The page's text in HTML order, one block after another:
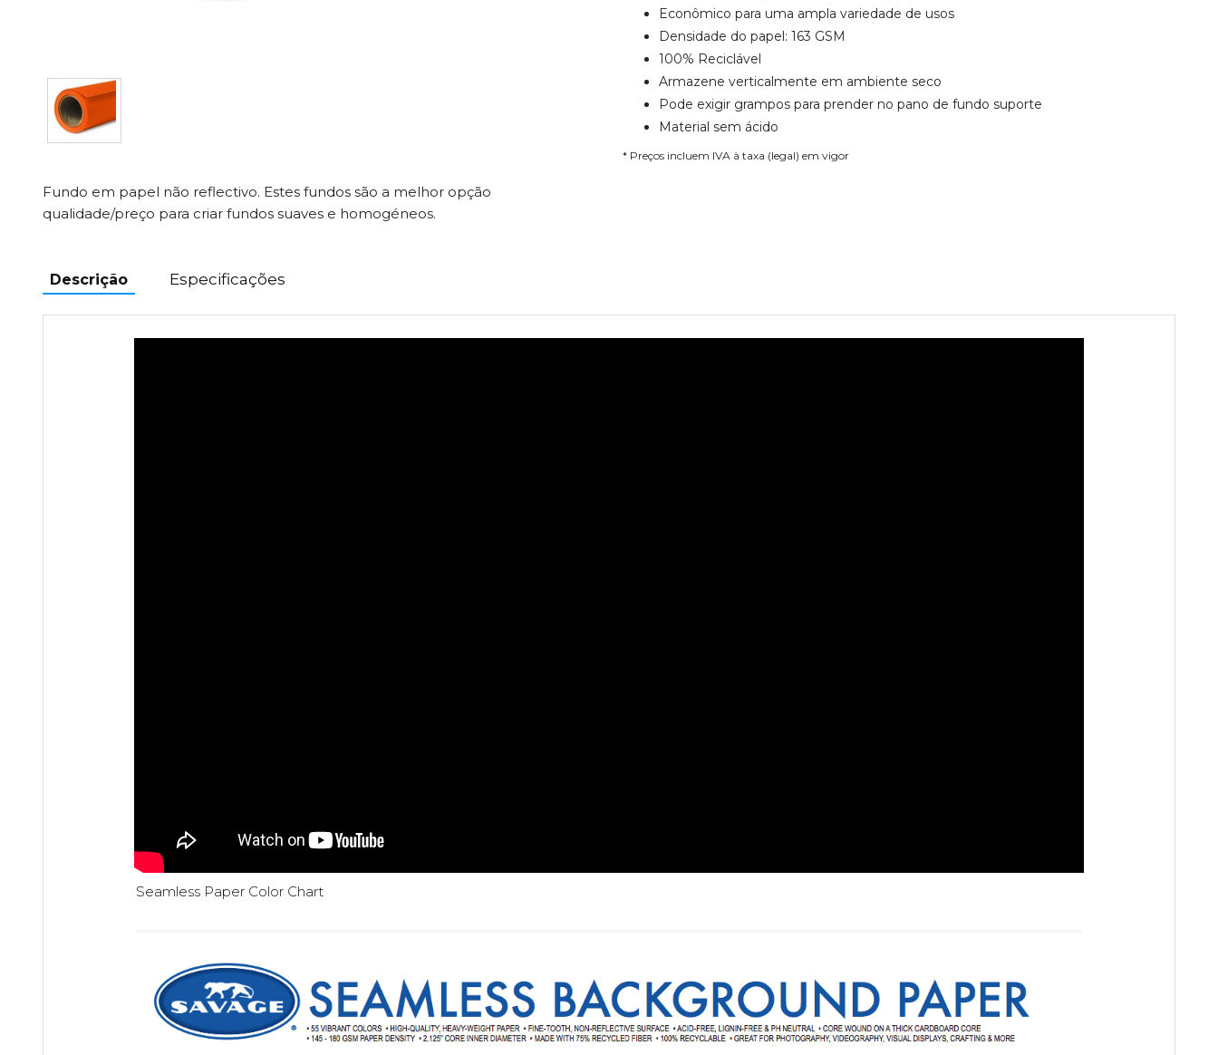
Fundo em papel não reflectivo. Estes fundos são a melhor opção
qualidade/preço para criar fundos suaves e homogéneos.
Econômico para uma ampla variedade de usos
Densidade do papel: 163 GSM
100% Reciclável
Armazene verticalmente em ambiente seco
Pode exigir grampos para prender no pano de fundo suporte
Material sem ácido
* Preços incluem IVA à taxa (legal) em vigor
Descrição Especificações
Seamless Paper Color Chart